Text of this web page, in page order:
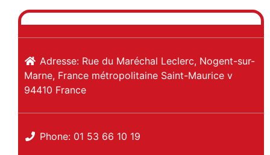
Adresse: Rue du Maréchal Leclerc, Nogent-sur-
Marne, France métropolitaine Saint-Maurice v
94410 France
Phone: 01 53 66 10 19